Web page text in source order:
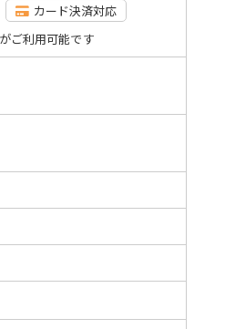
カード決済対応
ご利用可能です